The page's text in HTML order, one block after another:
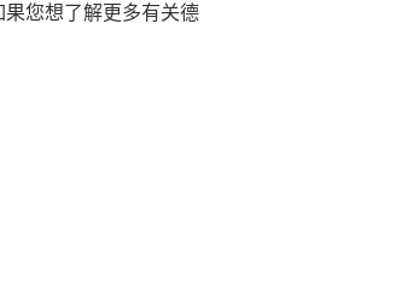
您想了解更多有关德